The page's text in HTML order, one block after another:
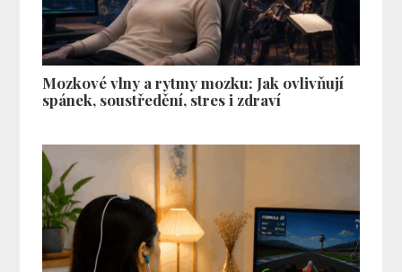
Mozkové vlny a rytmy mozku: Jak ovlivňují
spánek, soustředění, stres i zdraví